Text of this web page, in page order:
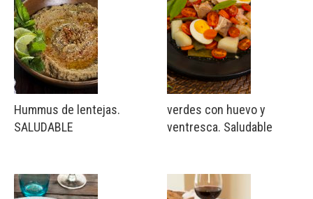
Hummus de lentejas.
SALUDABLE
verdes con huevo y
ventresca. Saludable